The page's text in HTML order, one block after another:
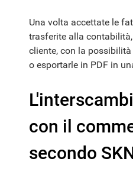
Una volta accettate le
trasferite alla
cliente, con la
o esportarle in PDF in
con il
secondo